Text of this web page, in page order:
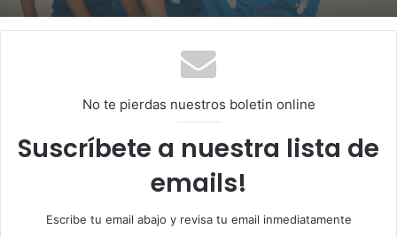
No te pierdas nuestros boletin online
Suscríbete a nuestra lista de
emails!
Escribe tu email abajo y revisa tu email inmediatamente